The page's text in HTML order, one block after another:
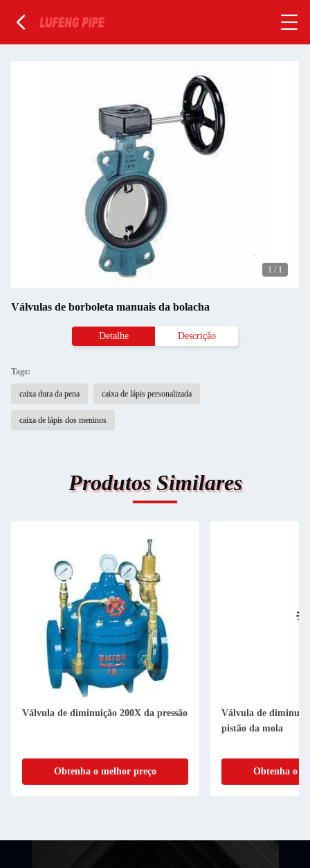
1 / 1
Válvulas de borboleta manuais da bolacha
Detalhe Descrição
Tags:
caixa dura da pena caixa de lápis personalizada
caixa de lápis dos meninos
Produtos Similares
Válvula de diminuição 200X da pressão
Obtenha o melhor preço
Válvula de
pistão da mola
Obtenha o